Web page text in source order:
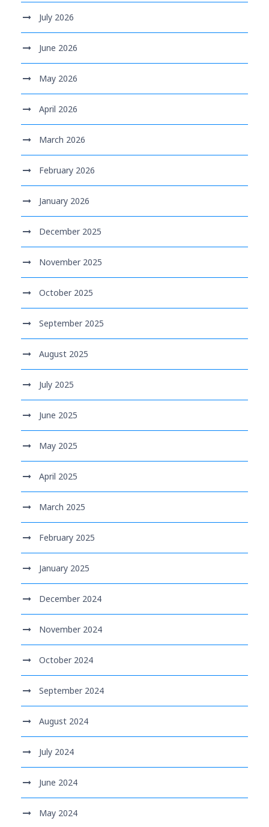
July 2026
June 2026
May 2026
April 2026
March 2026
February 2026
January 2026
December 2025
November 2025
October 2025
September 2025
August 2025
July 2025
June 2025
May 2025
April 2025
March 2025
February 2025
January 2025
December 2024
November 2024
October 2024
September 2024
August 2024
July 2024
June 2024
May 2024